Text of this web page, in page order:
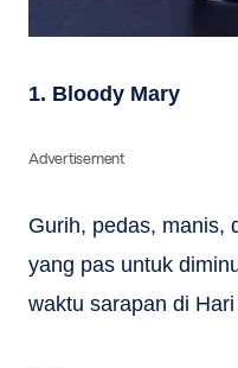
1. Bloody Mary
Advertisement
Gurih, pedas, manis,
yang pas untuk
waktu sarapan di